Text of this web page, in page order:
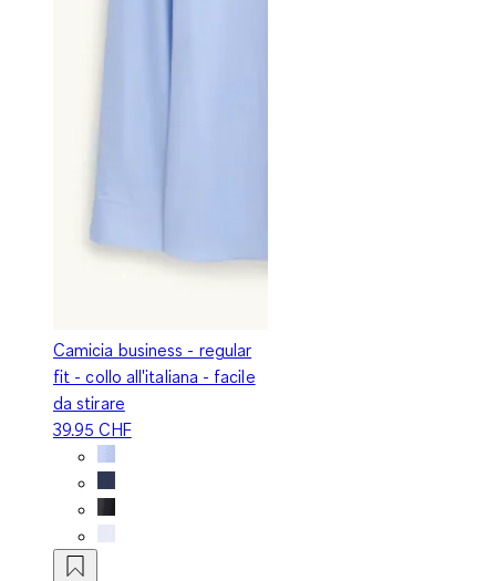
Camicia business - regular
fit - collo all'italiana - facile
da stirare
39.95 CHF